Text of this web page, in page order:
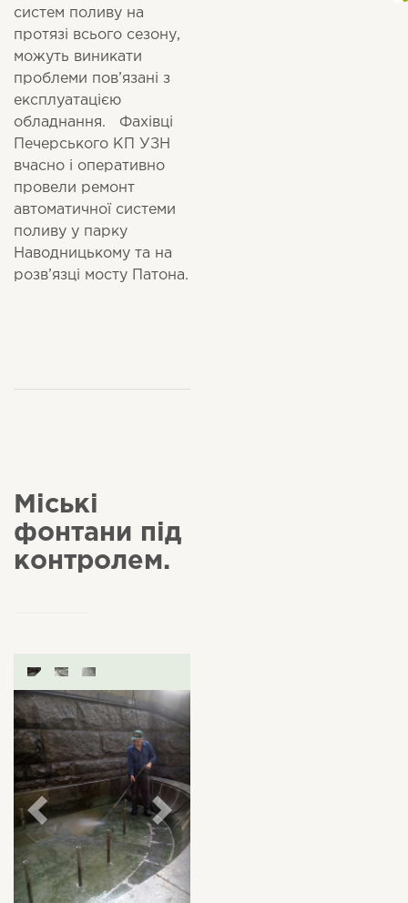
систем поливу на
протязі всього сезону,
можуть виникати
проблеми пов’язані з
експлуатацією
обладнання. Фахівці
Печерського КП УЗН
вчасно і оперативно
провели ремонт
автоматичної системи
поливу у парку
Наводницькому та на
розв’язці мосту Патона.
Міські
фонтани під
контролем.